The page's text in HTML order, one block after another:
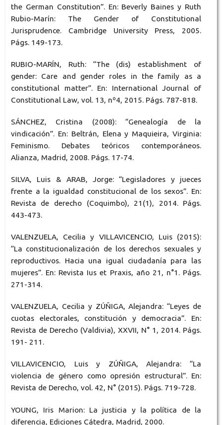
the German Constitution”. En: Beverly Baines y Ruth
Rubio-Marín: The Gender of Constitutional
Jurisprudence. Cambridge University Press, 2005.
Págs. 149-173.
RUBIO-MARÍN, Ruth: “The (dis) establishment of
gender: Care and gender roles in the family as a
constitutional matter”. En: International Journal of
Constitutional Law, vol. 13, nº4, 2015. Págs. 787-818.
SÁNCHEZ, Cristina (2008): “Genealogía de la
vindicación”. En: Beltrán, Elena y Maquieira, Virginia:
Feminismo. Debates teóricos contemporáneos.
Alianza, Madrid, 2008. Págs. 17-74.
SILVA, Luis & ARAB, Jorge: “Legisladores y jueces
frente a la igualdad constitucional de los sexos”. En:
Revista de derecho (Coquimbo), 21(1), 2014. Págs.
443-473.
VALENZUELA, Cecilia y VILLAVICENCIO, Luis (2015):
“La constitucionalización de los derechos sexuales y
reproductivos. Hacia una igual ciudadanía para las
mujeres”. En: Revista Ius et Praxis, año 21, n°1. Págs.
271-314.
VALENZUELA, Cecilia y ZÚÑIGA, Alejandra: “Leyes de
cuotas electorales, constitución y democracia”. En:
Revista de Derecho (Valdivia), XXVII, N° 1, 2014. Págs.
191- 211.
VILLAVICENCIO, Luis y ZÚÑIGA, Alejandra: “La
violencia de género como opresión estructural”. En:
Revista de Derecho, vol. 42, N° (2015). Págs. 719-728.
YOUNG, Iris Marion: La justicia y la política de la
diferencia, Ediciones Cátedra, Madrid, 2000.